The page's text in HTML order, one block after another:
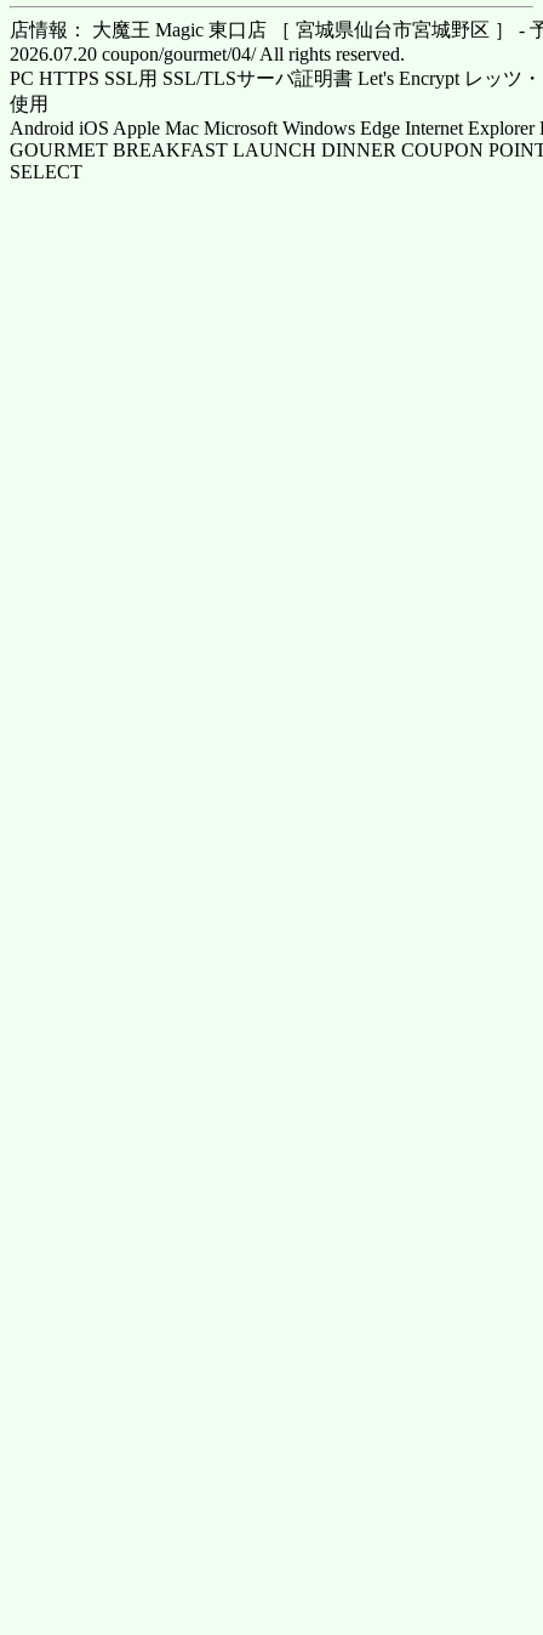
店情報： 大魔王 Magic 東口店 ［ 宮城県仙台市宮城野区 ］ -
2026.07.20 coupon/gourmet/04/ All rights reserved.
PC HTTPS SSL用 SSL/TLSサーバ証明書 Let's Encrypt レッツ
使用
Android iOS Apple Mac Microsoft Windows Edge Internet Explorer
GOURMET BREAKFAST LAUNCH DINNER COUPON
SELECT